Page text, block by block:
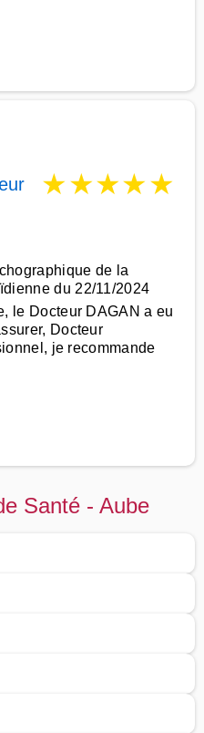
★★★★★
de la
du 22/11/2024
le Docteur DAGAN a eu
Docteur
je recommande
Santé - Aube